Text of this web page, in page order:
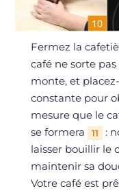
Fermez la
café ne sorte
monte, et
constante pour
mesure que le
se formera
11
:
laisser bouillir le
maintenir sa
Votre café est